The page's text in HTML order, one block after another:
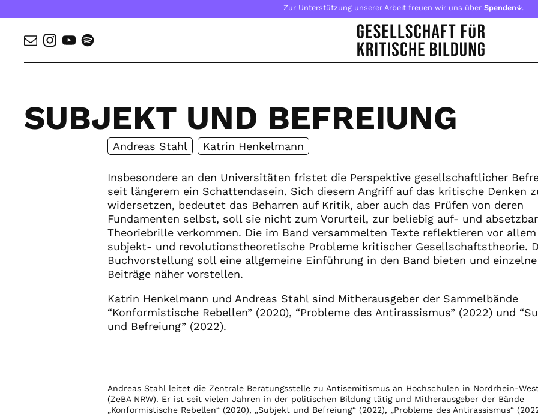
Zur Unterstützung unserer Arbeit freuen wir uns über Spenden↓.
SUBJEKT UND BEFREIUNG
Andreas Stahl Katrin Henkelmann
Insbesondere an den Universitäten fristet die Perspektive gesellschaftlicher
seit längerem ein Schattendasein. Sich diesem Angriff auf das kritische Denken
widersetzen, bedeutet das Beharren auf Kritik, aber auch das Prüfen von deren
Fundamenten selbst, soll sie nicht zum Vorurteil, zur beliebig auf- und
Theoriebrille verkommen. Die im Band versammelten Texte reflektieren vor allem
subjekt- und revolutionstheoretische Probleme kritischer Gesellschaftstheorie.
Buchvorstellung soll eine allgemeine Einführung in den Band bieten und einzelne
Beiträge näher vorstellen.
Katrin Henkelmann und Andreas Stahl sind Mitherausgeber der Sammelbände
“Konformistische Rebellen” (2020), “Probleme des Antirassismus” (2022) und
und Befreiung” (2022).
Andreas Stahl leitet die Zentrale Beratungsstelle zu Antisemitismus an Hochschulen in Nordrhein-
(ZeBA NRW). Er ist seit vielen Jahren in der politischen Bildung tätig und Mitherausgeber der Bände
„Konformistische Rebellen“ (2020), „Subjekt und Befreiung“ (2022), „Probleme des Antirassismus“